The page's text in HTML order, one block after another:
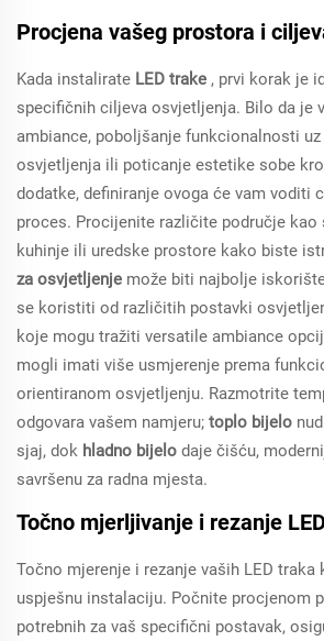
Procjena vašeg prostora i
Kada instalirate LED trake , prvi korak je
specifičnih ciljeva osvjetljenja. Bilo da je
ambiance, poboljšanje funkcionalnosti
osvjetljenja ili poticanje estetike sobe
dodatke, definiranje ovoga će vam voditi
proces. Procijenite različite područje kao
kuhinje ili uredske prostore kako biste
za osvjetljenje može biti najbolje
se koristiti od različitih postavki
koje mogu tražiti versatile ambiance
mogli imati više usmjerenje prema
orientiranom osvjetljenju. Razmotrite
odgovara vašem namjeru; toplo bijelo
sjaj, dok hladno bijelo daje čišću,
savršenu za radna mjesta.
Točno mjerljivanje i rezanje
Točno mjerenje i rezanje vaših LED traka
uspješnu instalaciju. Počnite procjenom
potrebnih za vaš specifični postavak,